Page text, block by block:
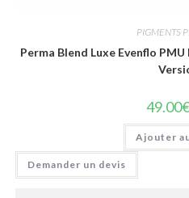
PIGMENTS
Perma Blend Luxe Evenflo PMU
49.00
Ajouter
Demander un devis